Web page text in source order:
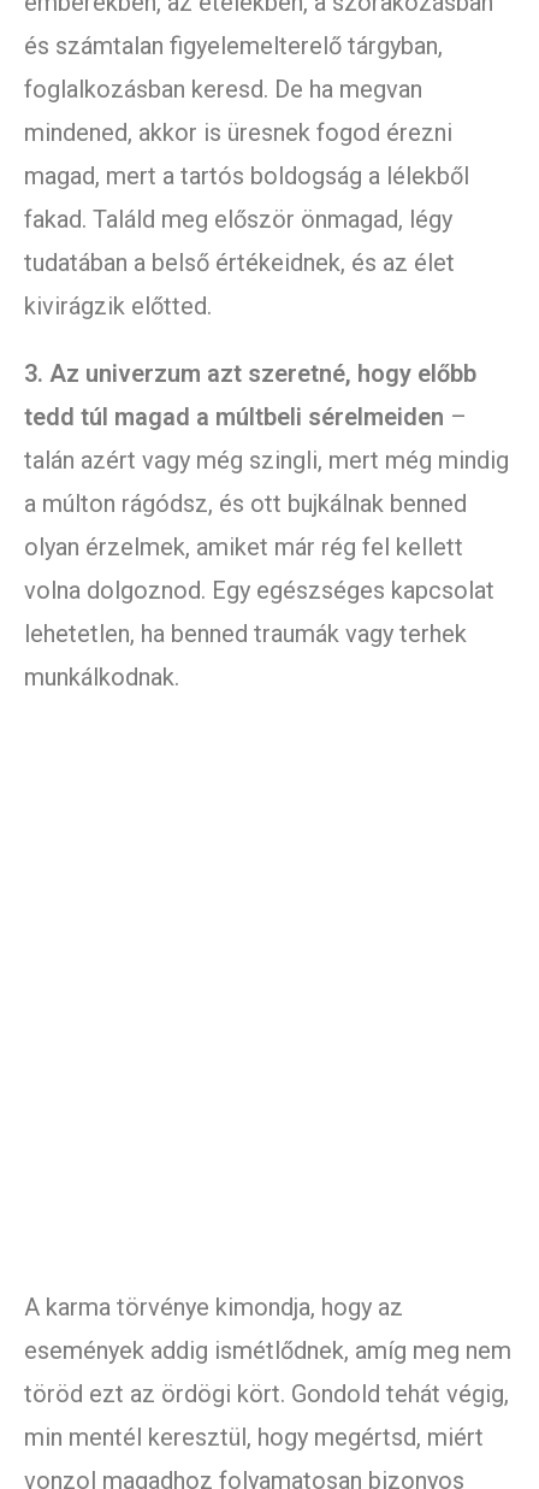
és számtalan figyelemelterelő tárgyban,
foglalkozásban keresd. De ha megvan
mindened, akkor is üresnek fogod érezni
magad, mert a tartós boldogság a lélekből
fakad. Találd meg először önmagad, légy
tudatában a belső értékeidnek, és az élet
kivirágzik előtted.
3. Az univerzum azt szeretné, hogy előbb
tedd túl magad a múltbeli sérelmeiden –
talán azért vagy még szingli, mert még mindig
a múlton rágódsz, és ott bujkálnak benned
olyan érzelmek, amiket már rég fel kellett
volna dolgoznod. Egy egészséges kapcsolat
lehetetlen, ha benned traumák vagy terhek
munkálkodnak.
A karma törvénye kimondja, hogy az
események addig ismétlődnek, amíg meg nem
töröd ezt az ördögi kört. Gondold tehát végig,
min mentél keresztül, hogy megértsd, miért
vonzol magadhoz folyamatosan bizonyos